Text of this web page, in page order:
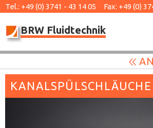
Tel.: +49 (0) 3741 - 43 14 05 Fax: +49 (0)
BRW Fluidtechnik
KANALSPÜLSCHLÄUCHE